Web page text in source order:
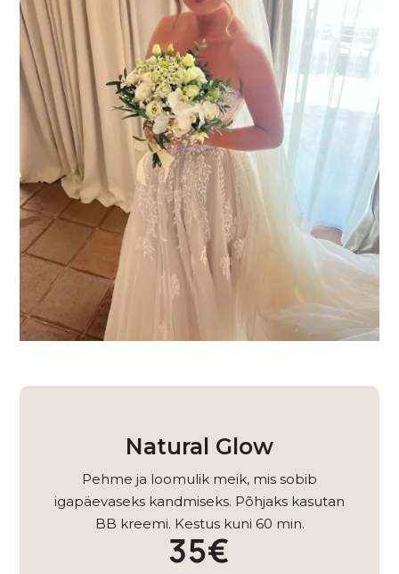
Natural Glow
Pehme ja loomulik meik, mis sobib
igapäevaseks kandmiseks. Põhjaks kasutan
BB kreemi. Kestus kuni 60 min.
35€